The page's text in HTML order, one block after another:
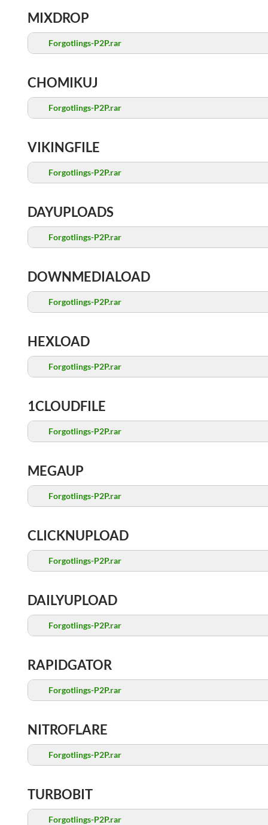
MIXDROP
Forgotlings-P2P.rar
CHOMIKUJ
Forgotlings-P2P.rar
VIKINGFILE
Forgotlings-P2P.rar
DAYUPLOADS
Forgotlings-P2P.rar
DOWNMEDIALOAD
Forgotlings-P2P.rar
HEXLOAD
Forgotlings-P2P.rar
1CLOUDFILE
Forgotlings-P2P.rar
MEGAUP
Forgotlings-P2P.rar
CLICKNUPLOAD
Forgotlings-P2P.rar
DAILYUPLOAD
Forgotlings-P2P.rar
RAPIDGATOR
Forgotlings-P2P.rar
NITROFLARE
Forgotlings-P2P.rar
TURBOBIT
Forgotlings-P2P.rar